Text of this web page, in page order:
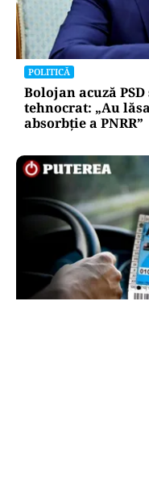
POLITICĂ
Bolojan acuză
tehnocrat: „Au
absorbţie a PNRR”